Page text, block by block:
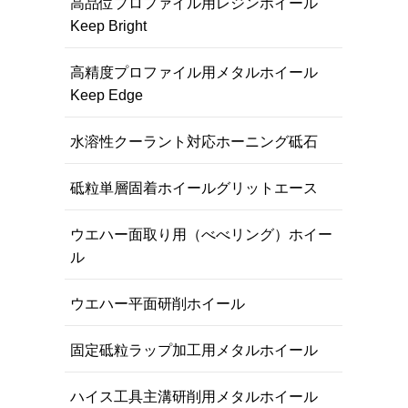
高品位プロファイル用レジンホイール
Keep Bright
高精度プロファイル用メタルホイール
Keep Edge
水溶性クーラント対応ホーニング砥石
砥粒単層固着ホイールグリットエース
ウエハー面取り用（べべリング）ホイー
ル
ウエハー平面研削ホイール
固定砥粒ラップ加工用メタルホイール
ハイス工具主溝研削用メタルホイール